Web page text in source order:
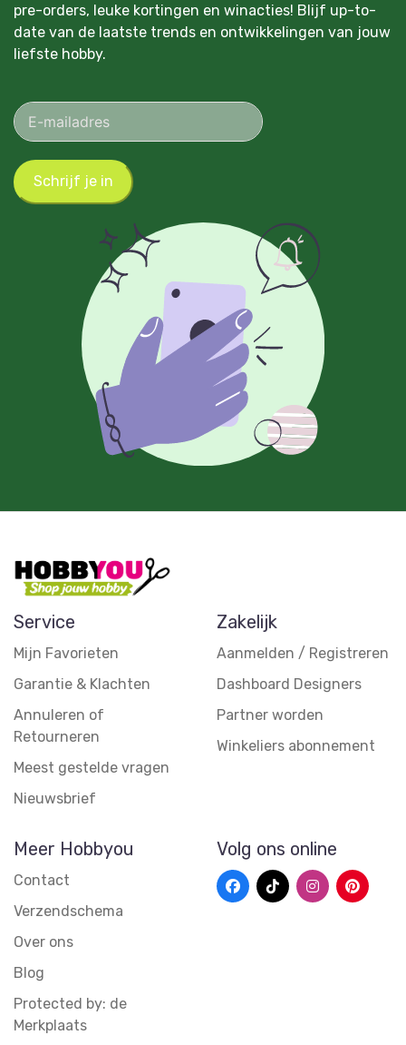
pre-orders, leuke kortingen en winacties! Blijf up-to-
date van de laatste trends en ontwikkelingen van jouw
liefste hobby.
Schrijf je in
Service
Mijn Favorieten
Garantie & Klachten
Annuleren of
Retourneren
Meest gestelde vragen
Nieuwsbrief
Zakelijk
Aanmelden / Registreren
Dashboard Designers
Partner worden
Winkeliers abonnement
Meer Hobbyou
Contact
Verzendschema
Over ons
Blog
Protected by: de
Merkplaats
Volg ons online